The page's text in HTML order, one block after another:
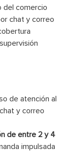
del comercio
chat y correo
de atención al
y correo
de entre 2 y 4
impulsada